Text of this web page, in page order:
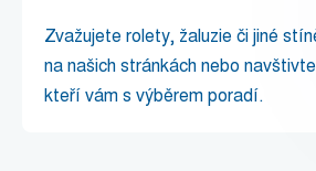
Zvažujete rolety, žaluzie či jiné
na našich stránkách nebo
kteří vám s výběrem poradí.